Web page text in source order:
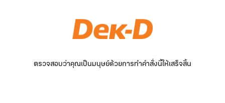
ตรวจสอบว่าคุณเป็นมนุษย์ด้วยการทำคำสั่งนี้ให้เสร็จสิ้น